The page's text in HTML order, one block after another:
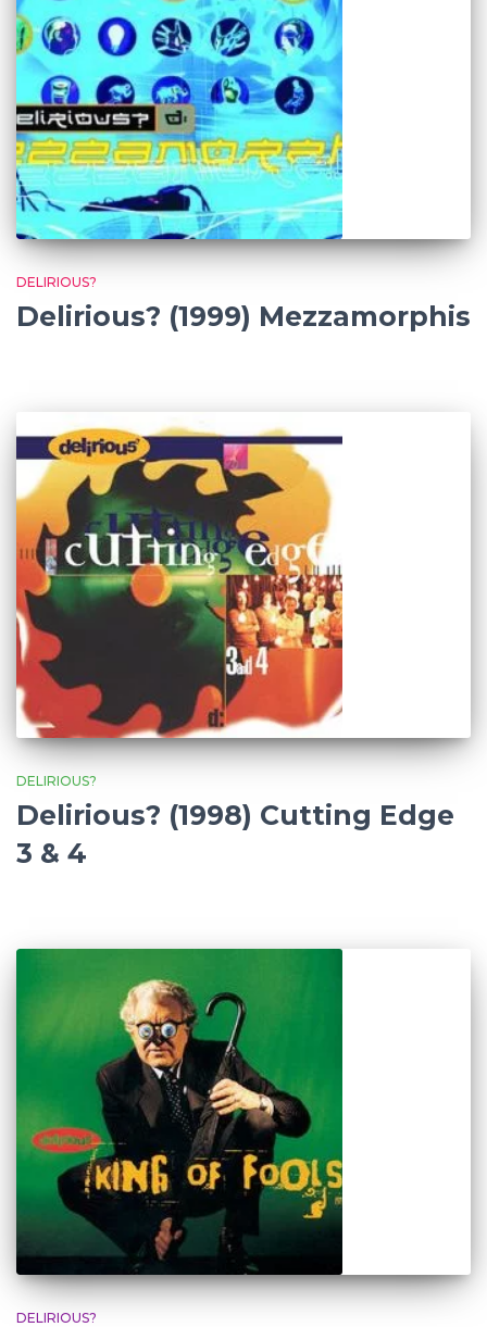
DELIRIOUS?
Delirious? (1999) Mezzamorphis
DELIRIOUS?
Delirious? (1998) Cutting Edge
3 & 4
DELIRIOUS?